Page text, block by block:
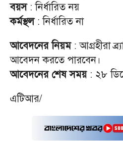
বয়স: নির্ধারিত নয়
কর্মস্থল: নির্ধারিত না
আবেদনের নিয়ম: আগ্রহীরা
আবেদন করতে পারবেন।
আবেদনের শেষ সময়: ২৮
এটিআর/